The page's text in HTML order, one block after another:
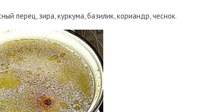
перец, зира, куркума, базилик, кориандр, чеснок.